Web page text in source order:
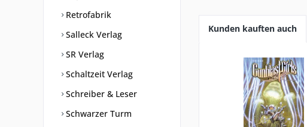
Retrofabrik
Salleck Verlag
SR Verlag
Schaltzeit Verlag
Schreiber & Leser
Schwarzer Turm
Kunden kauften auch